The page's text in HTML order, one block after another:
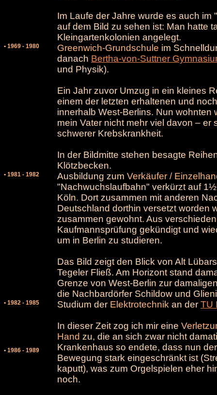
Im Laufe der Jahre wurde es auch im
auf dem Bild zu sehen ist: Man hatte
Kleingartenkolonien angelegt.
• 1969 - 1980 Greenwich-Grundschule im
danach Bertha-von-Suttner
und Physik).
Ein Jahr zuvor Umzug in ein kleines
einem der letzten erhaltenen und
innerhalb West-Berlins. Nun wohnten
mein Vater nicht mehr viel davon – er
schwerer Krebskrankheit.
In der Bildmitte stehen besagte
Klötzbecken.
• 1981 - 1982 Ausbildung zum Verkäufer /
"Nachwuchslaufbahn" verkürzt auf
Köln. Dort zusammen mit anderen
Deutschland dorthin versetzt worden
zusammen gewohnt. Aus
Kaufmannsprüfung gekündigt und
um in Berlin zu studieren.
Das Bild zeigt den Blick von Alt
Tegeler Fließ. Am Horizont stand
Grenze von West-Berlin zur
die Nachbardörfer Schildow und
• 1982 - 1985
• 1986 - 1989
Studium der Elektrotechnik an der TU
In dieser Zeit zog ich mir eine
Hand zu, die an sich zwar nicht
Krankenhaus so endete, dass nun
Bewegung stark eingeschränkt ist
kaputt), was zum Orgelspielen eher
noch.